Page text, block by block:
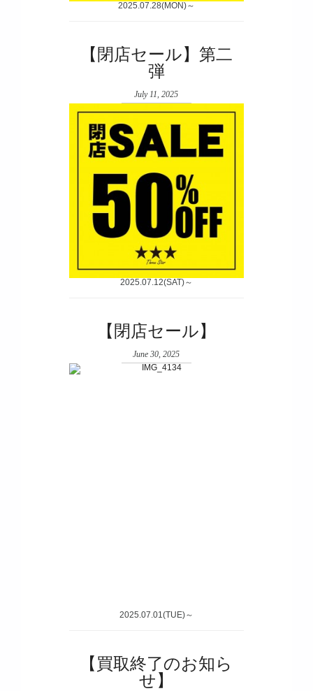
2025.07.28(MON)～
【閉店セール】第二
弾
July 11, 2025
2025.07.12(SAT)～
【閉店セール】
June 30, 2025
2025.07.01(TUE)～
【買取終了のお知ら
せ】